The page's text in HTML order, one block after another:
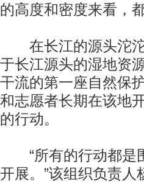
的高度和密度来看，
在长江的源头沱沱
于长江源头的湿地资
干流的第一座自然保
和志愿者长期在该地
的行动。
“所有的行动都是
开展。”该组织负责人